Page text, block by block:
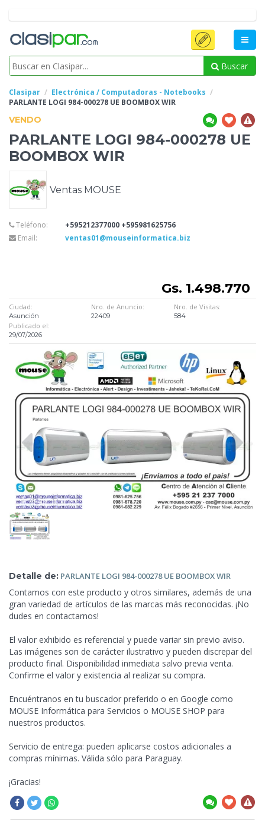
Buscar
Clasipar
Electrónica / Computadoras - Notebooks
PARLANTE LOGI 984-000278 UE BOOMBOX WIR
VENDO
PARLANTE LOGI 984-000278 UE
BOOMBOX WIR
Ventas MOUSE
Teléfono:
+595212377000 +595981625756
Email:
ventas01@mouseinformatica.biz
Gs. 1.498.770
Ciudad:
Asunción
Nro. de Anuncio:
22409
Nro. de Visitas:
584
Publicado el:
29/07/2026
Detalle de: PARLANTE LOGI 984-000278 UE BOOMBOX WIR
Contamos con este producto y otros similares, además de una
gran variedad de artículos de las marcas más reconocidas. ¡No
dudes en contactarnos!
El valor exhibido es referencial y puede variar sin previo aviso.
Las imágenes son de carácter ilustrativo y pueden discrepar del
producto final. Disponibilidad inmediata salvo previa venta.
Confirme el valor y existencia al realizar su compra.
Encuéntranos en tu buscador preferido o en Google como
MOUSE Informática para Servicios o MOUSE SHOP para
nuestros productos.
Servicio de entrega: pueden aplicarse costos adicionales a
compras mínimas. Válida sólo para Paraguay.
¡Gracias!